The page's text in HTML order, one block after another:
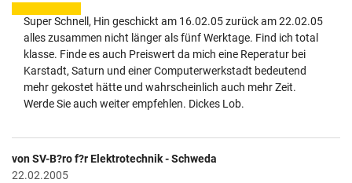
Super Schnell, Hin geschickt am 16.02.05 zurück am 22.02.05
alles zusammen nicht länger als fünf Werktage. Find ich total
klasse. Finde es auch Preiswert da mich eine Reperatur bei
Karstadt, Saturn und einer Computerwerkstadt bedeutend
mehr gekostet hätte und wahrscheinlich auch mehr Zeit.
Werde Sie auch weiter empfehlen. Dickes Lob.
von SV-B?ro f?r Elektrotechnik - Schweda
22.02.2005